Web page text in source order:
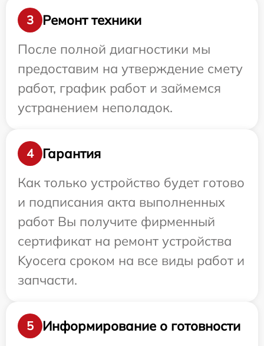
3
Ремонт техники
После полной диагностики мы
предоставим на утверждение смету
работ, график работ и займемся
устранением неполадок.
4
Гарантия
Как только устройство будет готово
и подписания акта выполненных
работ Вы получите фирменный
сертификат на ремонт устройства
Kyocera сроком на все виды работ и
запчасти.
5
Информирование о готовности